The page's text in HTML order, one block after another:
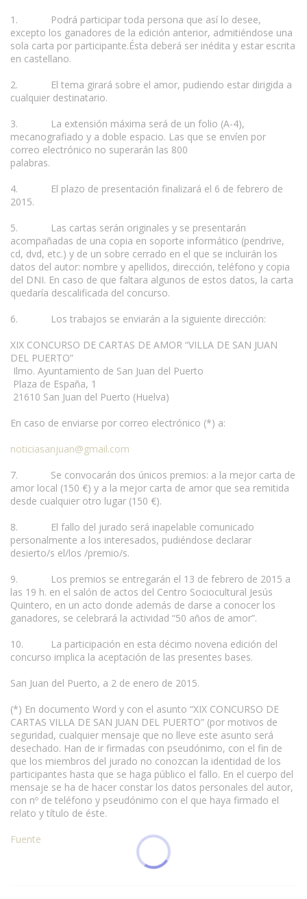
1. Podrá participar toda persona que así lo desee,
excepto los ganadores de la edición anterior, admitiéndose una
sola carta por participante.Ésta deberá ser inédita y estar escrita
en castellano.
2. El tema girará sobre el amor, pudiendo estar dirigida a
cualquier destinatario.
3. La extensión máxima será de un folio (A-4),
mecanografiado y a doble espacio. Las que se envíen por
correo electrónico no superarán las 800
palabras.
4. El plazo de presentación finalizará el 6 de febrero de
2015.
5. Las cartas serán originales y se presentarán
acompañadas de una copia en soporte informático (pendrive,
cd, dvd, etc.) y de un sobre cerrado en el que se incluirán los
datos del autor: nombre y apellidos, dirección, teléfono y copia
del DNI. En caso de que faltara algunos de estos datos, la carta
quedaría descalificada del concurso.
6. Los trabajos se enviarán a la siguiente dirección:
XIX CONCURSO DE CARTAS DE AMOR “VILLA DE SAN JUAN
DEL PUERTO”
Ilmo. Ayuntamiento de San Juan del Puerto
Plaza de España, 1
21610 San Juan del Puerto (Huelva)
En caso de enviarse por correo electrónico (*) a:
noticiasanjuan@gmail.com
7. Se convocarán dos únicos premios: a la mejor carta de
amor local (150 €) y a la mejor carta de amor que sea remitida
desde cualquier otro lugar (150 €).
8. El fallo del jurado será inapelable comunicado
personalmente a los interesados, pudiéndose declarar
desierto/s el/los /premio/s.
9. Los premios se entregarán el 13 de febrero de 2015 a
las 19 h. en el salón de actos del Centro Sociocultural Jesús
Quintero, en un acto donde además de darse a conocer los
ganadores, se celebrará la actividad “50 años de amor”.
10. La participación en esta décimo novena edición del
concurso implica la aceptación de las presentes bases.
San Juan del Puerto, a 2 de enero de 2015.
(*) En documento Word y con el asunto “XIX CONCURSO DE
CARTAS VILLA DE SAN JUAN DEL PUERTO” (por motivos de
seguridad, cualquier mensaje que no lleve este asunto será
desechado. Han de ir firmadas con pseudónimo, con el fin de
que los miembros del jurado no conozcan la identidad de los
participantes hasta que se haga público el fallo. En el cuerpo del
mensaje se ha de hacer constar los datos personales del autor,
con nº de teléfono y pseudónimo con el que haya firmado el
relato y título de éste.
Fuente